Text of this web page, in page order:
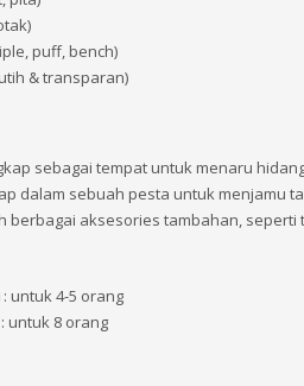
puff, bench)
& transparan)
sebagai tempat untuk menaru
dalam sebuah pesta untuk menjamu
aksesories tambahan, seperti
untuk 4-5 orang
untuk 8 orang